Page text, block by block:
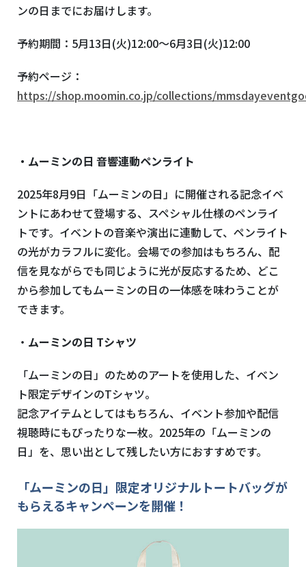
ンの日までにお届けします。
予約期間： 5月13日(火)12:00～6月3日(火)12:00
予約ページ：
https://shop.moomin.co.jp/collections/
・ムーミンの日 音響連動ペンライト
2025年8月9日「ムーミンの日」に開催される記念イベ
ントにあわせて登場する、スペシャル仕様のペンライ
トです。イベントの音楽や演出に連動して、ペンライト
の光がカラフルに変化。会場での参加はもちろん、配
信を見ながらでも同じように光が反応するため、どこ
から参加してもムーミンの日の一体感を味わうことが
できます。
・ ムーミンの日 Tシャツ
「ムーミンの日」のためのアートを使用した、イベン
ト限定デザインのTシャツ。
記念アイテムとしてはもちろん、イベント参加や配信
視聴時にもぴったりな一枚。 2025年の「ムーミンの
日」を、思い出として残したい方におすすめです。
「ムーミンの日」限定オリジナルトートバッグが
もらえるキャンペーンを開催！